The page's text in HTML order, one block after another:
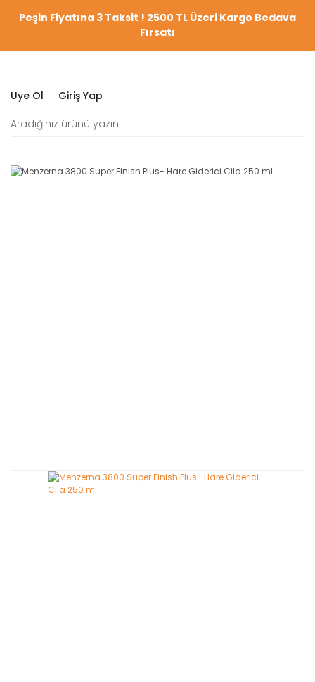
Peşin Fiyatına 3 Taksit ! 2500 TL Üzeri Kargo Bedava
Fırsatı
Üye Ol Giriş Yap